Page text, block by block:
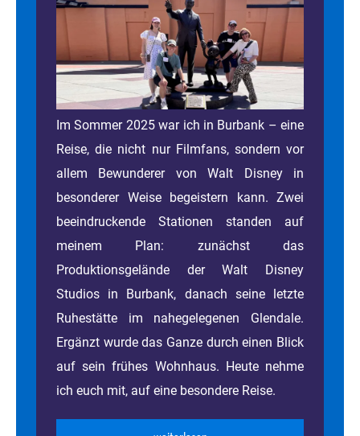
Im Sommer 2025 war ich in Burbank – eine
Reise, die nicht nur Filmfans, sondern vor
allem Bewunderer von Walt Disney in
besonderer Weise begeistern kann. Zwei
beeindruckende Stationen standen auf
meinem Plan: zunächst das
Produktionsgelände der Walt Disney
Studios in Burbank, danach seine letzte
Ruhestätte im nahegelegenen Glendale.
Ergänzt wurde das Ganze durch einen Blick
auf sein frühes Wohnhaus. Heute nehme
ich euch mit, auf eine besondere Reise.